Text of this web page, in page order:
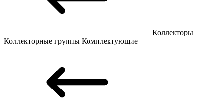
Коллекторы
Коллекторные группы Комплектующие